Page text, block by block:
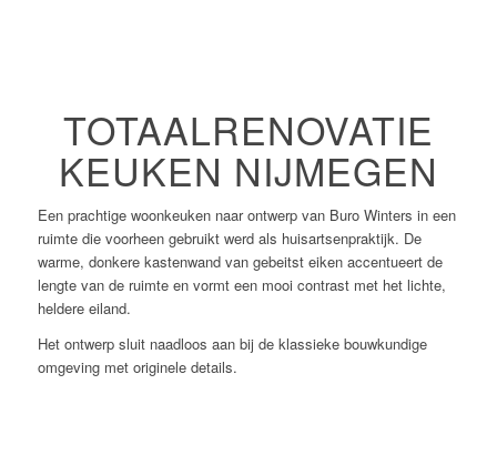
TOTAALRENOVATIE
KEUKEN NIJMEGEN
Een prachtige woonkeuken naar ontwerp van Buro Winters in een
ruimte die voorheen gebruikt werd als huisartsenpraktijk. De
warme, donkere kastenwand van gebeitst eiken accentueert de
lengte van de ruimte en vormt een mooi contrast met het lichte,
heldere eiland.
Het ontwerp sluit naadloos aan bij de klassieke bouwkundige
omgeving met originele details.